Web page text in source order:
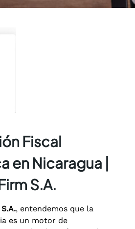
Fiscal
en Nicaragua |
S.A.
, entendemos que la
es un motor de